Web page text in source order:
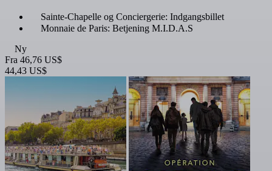
Sainte-Chapelle og Conciergerie: Indgangsbillet
Monnaie de Paris: Betjening M.I.D.A.S
Ny
Fra 46,76 US$
44,43 US$